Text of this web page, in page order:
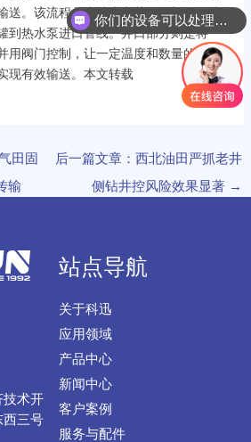
送。该流程分为站内和井口两部分，站
到热水泵进口管线。井口部分则是将
用阀门控制，让一定温度和数量的污水
现有效输送。本文转载
田固
输
后一篇文章：西北油田严抓老井
侧钻井控风险效果显著 →
技术开
西三号
站点导航
关于科迅
应用领域
产品中心
新闻中心
客户案例
服务与配件
你们的设备可以处理哪些物料？